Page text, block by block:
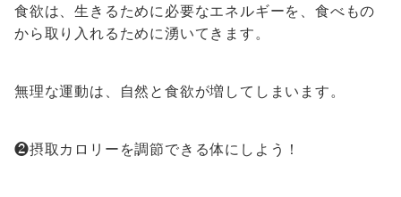
食欲は、生きるために必要なエネルギーを、食べもの
から取り入れるために湧いてきます。
無理な運動は、自然と食欲が増してしまいます。
❷摂取カロリーを調節できる体にしよう！